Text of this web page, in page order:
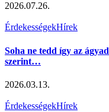
2026.07.26.
ÉrdekességekHírek
Soha ne tedd így az
szerint…
2026.03.13.
ÉrdekességekHírek